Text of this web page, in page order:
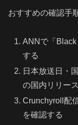
おすすめの確認手
ANNで「Black
する
日本放送日・
の国内リリー
Crunchyroll配
を確認する